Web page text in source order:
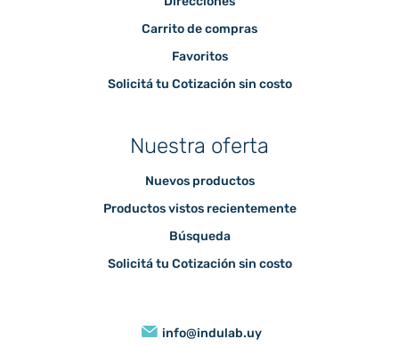
Carrito de compras
Favoritos
Solicitá tu Cotización sin costo
Nuestra oferta
Nuevos productos
Productos vistos recientemente
Búsqueda
Solicitá tu Cotización sin costo
info@indulab.uy